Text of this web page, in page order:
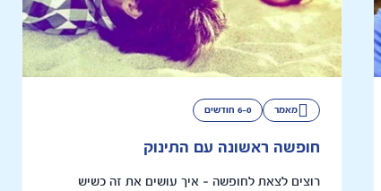
מאמר 6-0 חודשים
חופשה ראשונה עם התינוק
רוצים לצאת לחופשה – איך עושים את זה כשיש